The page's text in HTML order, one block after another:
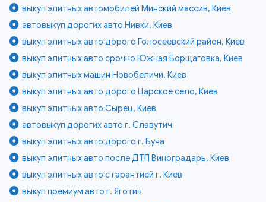
выкуп элитных автомобилей Минский массив, Киев
автовыкуп дорогих авто Нивки, Киев
выкуп элитных авто дорого Голосеевский район, Киев
выкуп элитных авто срочно Южная Борщаговка, Киев
выкуп элитных машин Новобеличи, Киев
выкуп элитных авто дорого Царское село, Киев
выкуп элитных авто Сырец, Киев
автовыкуп дорогих авто г. Славутич
выкуп элитных авто дорого г. Буча
выкуп элитных авто после ДТП Виноградарь, Киев
выкуп элитных авто с гарантией г. Киев
выкуп премиум авто г. Яготин